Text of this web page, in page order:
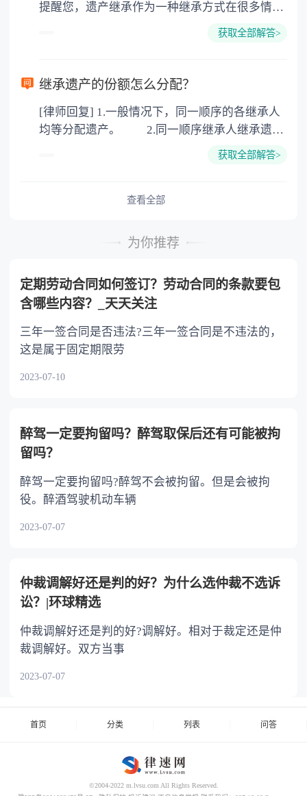
地增值税：按房价1%缴纳 5. 房屋产权登记费：
提醒您，遗产继承作为一种继承方式在很多情况
下都是不需要公证的，当然，如果需要公正的也
以防对财产继承发生纠纷，可以对遗产继承进行
公证。
获取全部解答>
继承遗产的份额怎么分配？
[律师回复] 1.一般情况下，同一顺序的各继承人
均等分配遗产。 2.同一顺序继承人继承遗产
或者与被继承人共同生活的继承人，分配遗产
的继承人，不尽扶养义务的，分配遗产时，应当
获取全部解答>
查看全部
为你推荐
定期劳动合同如何签订？劳动合同的条款要包
含哪些内容？_天天关注
三年一签合同是否违法?三年一签合同是不违法的，
这是属于固定期限劳
2023-07-10
醉驾一定要拘留吗？醉驾取保后还有可能被拘
留吗？
醉驾一定要拘留吗?醉驾不会被拘留。但是会被拘
役。醉酒驾驶机动车辆
2023-07-07
仲裁调解好还是判的好？为什么选仲裁不选诉
讼？|环球精选
仲裁调解好还是判的好?调解好。相对于裁定还是仲
裁调解好。双方当事
2023-07-07
首页 分类 列表 问答
©2004-2022 m.lvsu.com All Rights Reserved.